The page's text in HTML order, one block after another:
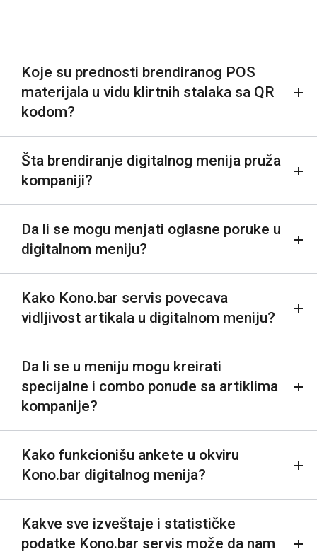
Koje su prednosti brendiranog POS
materijala u vidu klirtnih stalaka sa QR
kodom?
Šta brendiranje digitalnog menija pruža
kompaniji?
Da li se mogu menjati oglasne poruke u
digitalnom meniju?
Kako Kono.bar servis povecava
vidljivost artikala u digitalnom meniju?
Da li se u meniju mogu kreirati
specijalne i combo ponude sa artiklima
kompanije?
Kako funkcionišu ankete u okviru
Kono.bar digitalnog menija?
Kakve sve izveštaje i statističke
podatke Kono.bar servis može da nam